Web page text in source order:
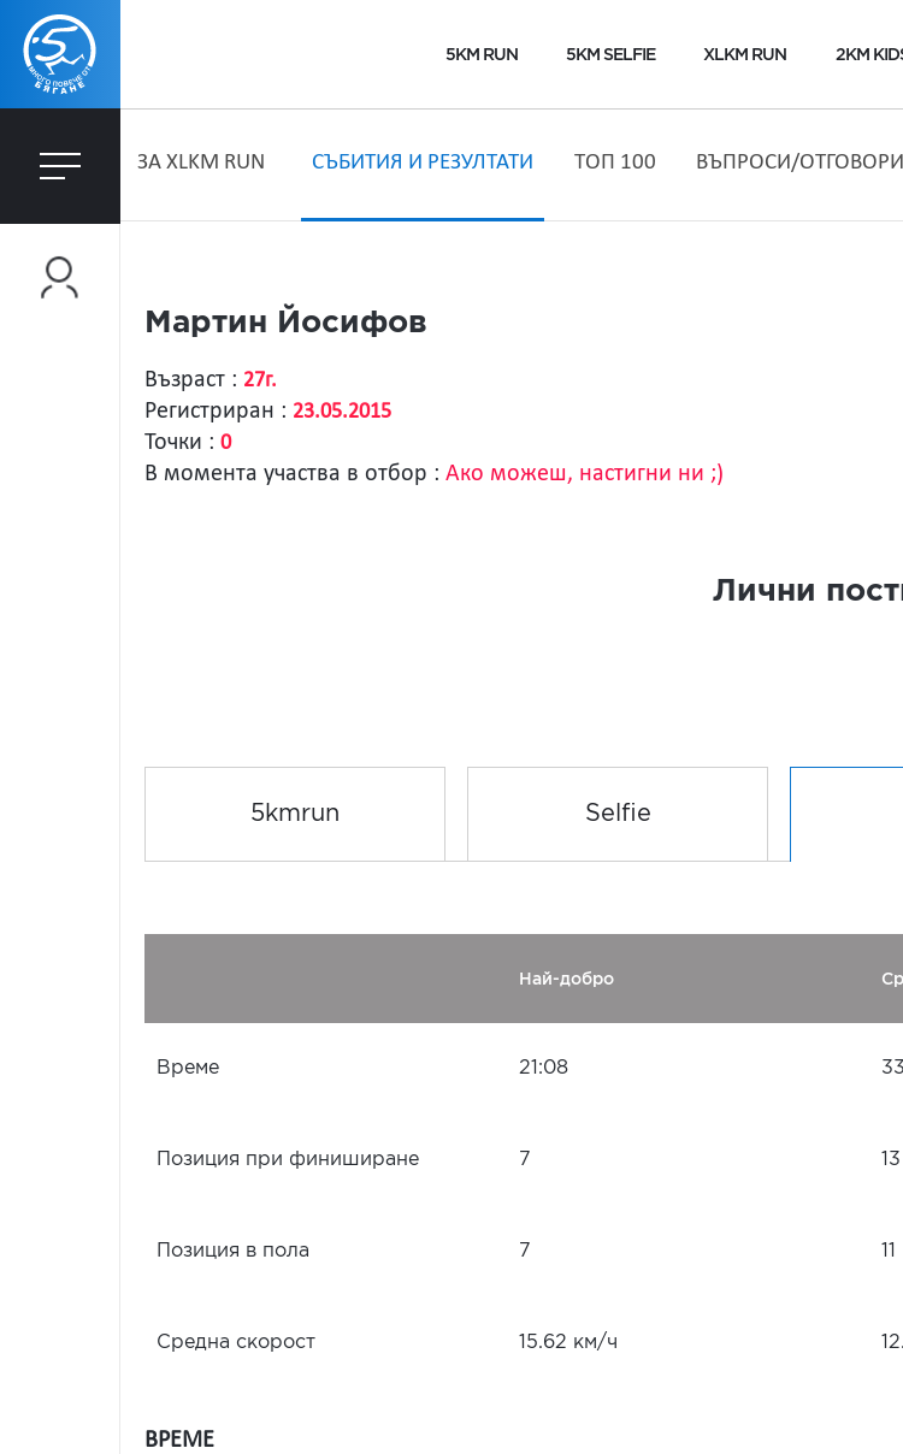
5KM RUN 5KM SELFIE XLKM RUN 2KM
ЗA XLKM RUN СЪБИТИЯ И РЕЗУЛТАТИ ТОП 100 ВЪПРОСИ/ОТГОВОРИ
Мартин Йосифов
Възраст : 27г.
Регистриран : 23.05.2015
Точки : 0
В момента участва в отбор : Ако можеш, настигни ни ;)
Лични
5kmrun Selfie
Най-добро
Време 21:08
Позиция при финиширане 7 13
Позиция в пола 7
Средна скорост 15.62 км/ч
ВРЕМЕ